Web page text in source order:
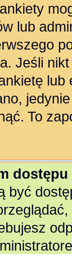
lub
Jeśli
To
dostępu
być